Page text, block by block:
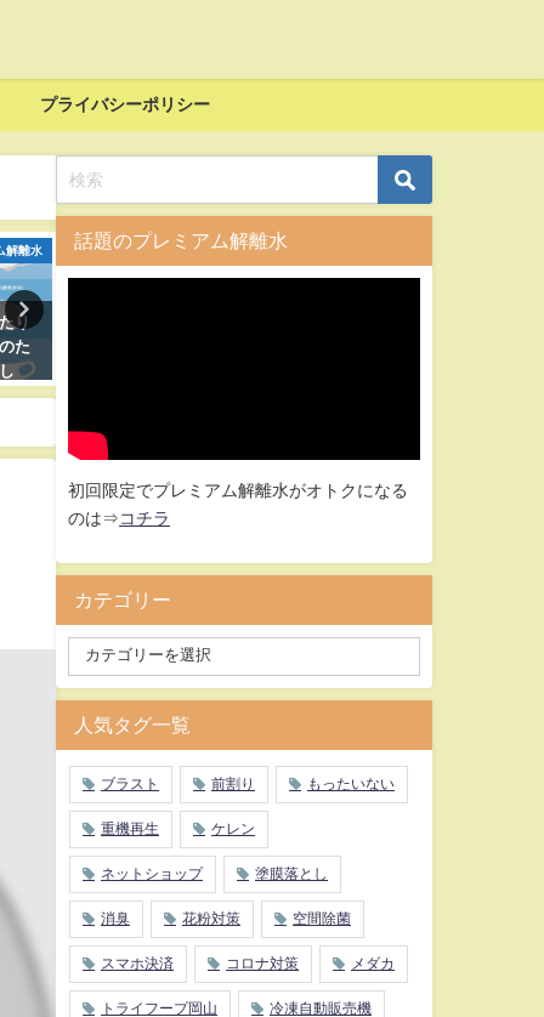
プライバシーポリシー
解離水
り
た
お
プレミアム解離水
話題のプレミアム解離水
初回限定でプレミアム解離水がオトクになる
のは⇒ コチラ
カテゴリー
人気タグ一覧
ブラスト 前割り もったいない
重機再生 ケレン
ネットショップ 塗膜落とし
消臭 花粉対策 空間除菌
スマホ決済 コロナ対策 メダカ
トライフープ岡山 冷凍自動販売機